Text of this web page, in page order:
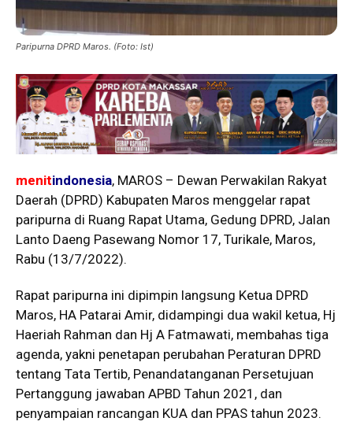
Paripurna DPRD Maros. (Foto: Ist)
menitindonesia, MAROS – Dewan Perwakilan Rakyat
Daerah (DPRD) Kabupaten Maros menggelar rapat
paripurna di Ruang Rapat Utama, Gedung DPRD, Jalan
Lanto Daeng Pasewang Nomor 17, Turikale, Maros,
Rabu (13/7/2022).
Rapat paripurna ini dipimpin langsung Ketua DPRD
Maros, HA Patarai Amir, didampingi dua wakil ketua, Hj
Haeriah Rahman dan Hj A Fatmawati, membahas tiga
agenda, yakni penetapan perubahan Peraturan DPRD
tentang Tata Tertib, Penandatanganan Persetujuan
Pertanggung jawaban APBD Tahun 2021, dan
penyampaian rancangan KUA dan PPAS tahun 2023.